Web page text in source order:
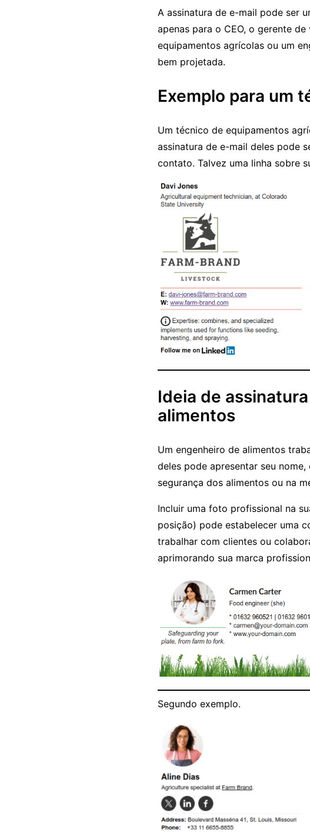
A assinatura de e-mail pode ser
apenas para o CEO, o gerente
equipamentos agrícolas ou um
bem projetada.
Exemplo para um
Um técnico de equipamentos
assinatura de e-mail deles pode
contato. Talvez uma linha sobre
Ideia de
alimentos
Um engenheiro de alimentos
deles pode apresentar seu
segurança dos alimentos ou na
Incluir uma foto profissional na
posição) pode estabelecer uma
trabalhar com clientes ou
aprimorando sua marca
Segundo exemplo.